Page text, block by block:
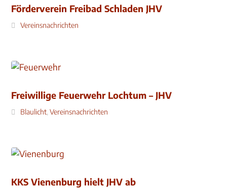
Förderverein Freibad Schladen JHV
Vereinsnachrichten
Freiwillige Feuerwehr Lochtum – JHV
Blaulicht,Vereinsnachrichten
KKS Vienenburg hielt JHV ab